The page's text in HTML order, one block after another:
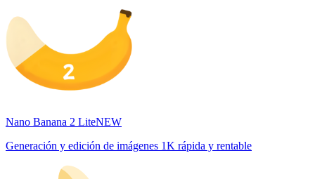
Nano Banana 2 LiteNEW
Generación y edición de imágenes 1K rápida y rentable